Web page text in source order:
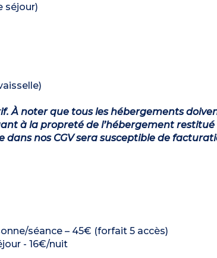
séjour)
À noter que tous les hébergements
à la propreté de l’hébergement restitué
nos CGV sera susceptible de
séance – 45€ (forfait 5 accès)
- 16€/nuit